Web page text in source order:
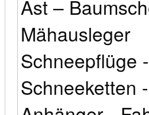
Ast –
Mähausleger
Schneepflüge
Schneeketten -